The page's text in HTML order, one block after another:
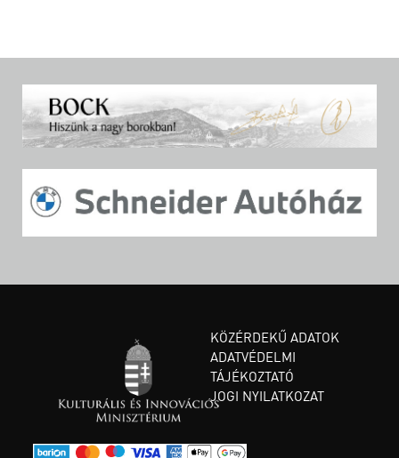
KÖZÉRDEKŰ ADATOK
ADATVÉDELMI
TÁJÉKOZTATÓ
JOGI NYILATKOZAT